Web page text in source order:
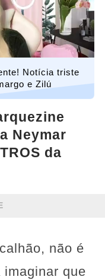
Notícia triste
e Zilú
Neymar
da
não é
imaginar que